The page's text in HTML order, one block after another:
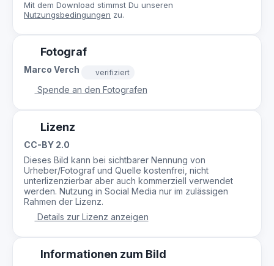
Mit dem Download stimmst Du unseren
Nutzungsbedingungen zu.
Fotograf
Marco Verch verifiziert
Spende an den Fotografen
Lizenz
CC-BY 2.0
Dieses Bild kann bei sichtbarer Nennung von
Urheber/Fotograf und Quelle kostenfrei, nicht
unterlizenzierbar aber auch kommerziell verwendet
werden. Nutzung in Social Media nur im zulässigen
Rahmen der Lizenz.
Details zur Lizenz anzeigen
Informationen zum Bild